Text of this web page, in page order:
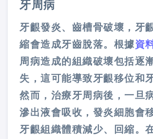
牙周病
牙齦發炎、齒槽骨破壞，牙
縮會造成牙齒脫落。根據資
周病造成的組織破壞包括逐
失，這可能導致牙齦移位和
然而，治療牙周病後，一旦
滲出液會吸收，發炎細胞會
牙齦組織體積減少、回縮。